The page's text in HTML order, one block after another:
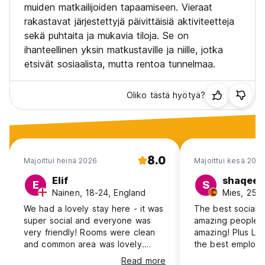
muiden matkailijoiden tapaamiseen. Vieraat
rakastavat järjestettyjä päivittäisiä aktiviteetteja
sekä puhtaita ja mukavia tiloja. Se on
ihanteellinen yksin matkustaville ja niille, jotka
etsivät sosiaalista, mutta rentoa tunnelmaa.
Oliko tästä hyötyä?
Majoittui heinä 2026 8.0
E Elif
Nainen, 18-24, England
We had a lovely stay here - it was
super social and everyone was
very friendly! Rooms were clean
and common area was lovely.
However, one of rooms wasRead more
Majoittui kesä 2026
S shaqeeq
Mies, 25-
The best social
amazing people
amazing! Plus
the best